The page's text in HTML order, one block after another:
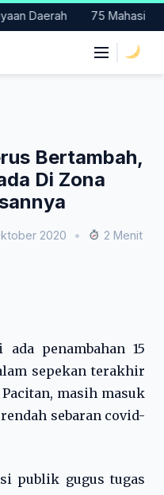
75 Mahasiswa
Bertambah,
Di Zona
2020 •
2 Menit
penambahan 15
sepekan terakhir
masih masuk
sebaran covid-
publik gugus tugas